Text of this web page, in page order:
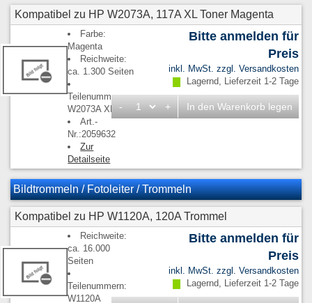
Kompatibel zu HP W2073A, 117A XL Toner Magenta
Farbe:
Magenta
Reichweite:
ca. 1.300 Seiten
Teilenummern:
W2073A XL
Art.-
Nr.:2059632
Zur
Detailseite
Bitte anmelden für
Preis
inkl. MwSt. zzgl. Versandkosten
Lagernd, Lieferzeit 1-2 Tage
- + In den Warenkorb legen
Bildtrommeln / Fotoleiter / Trommeln
Kompatibel zu HP W1120A, 120A Trommel
Reichweite:
ca. 16.000
Seiten
Teilenummern:
W1120A
Bitte anmelden für
Preis
inkl. MwSt. zzgl. Versandkosten
Lagernd, Lieferzeit 1-2 Tage